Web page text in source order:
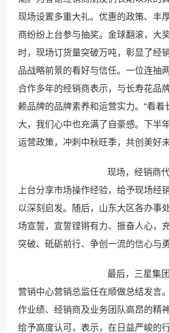
现场设置多重大礼。优惠的政策、丰
商纷纷上台参与抽奖。金球翻滚，大
时，现场订货量突破万吨，彰显了经
品战略前景的看好与信任。一位连抽
合作多年的经销商表示，与长寿花品
赖品牌的品牌素养和运营实力。“看着
大，我们心中也充满了自豪感。下半
运营政策，冲刺中秋旺季，共创美好
现场，经销商代
上台分享市场操作经验，给予现场经
以深刻启发。随后，山东大区各办事
场宣誓，宣誓铿锵有力、振奋人心，
突破、砥砺前行、争创一流的信心与勇
最后，三星集团
营销中心营销总监任在顺做总结发言
作业绩、经销商及业务团队高昂的精
给予高度认可，表示，在日益严峻的